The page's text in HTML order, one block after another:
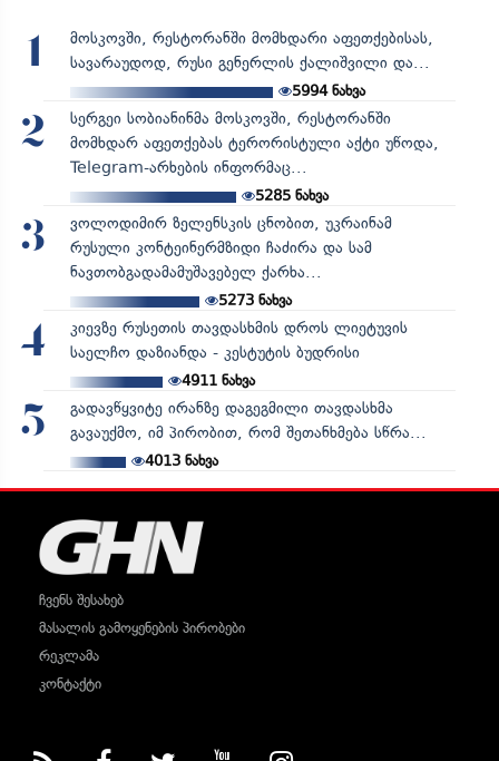
1
მოსკოვში, რესტორანში მომხდარი აფეთქებისას,
სავარაუდოდ, რუსი გენერლის ქალიშვილი და...
5994ნახვა
2
სერგეი სობიანინმა მოსკოვში, რესტორანში
მომხდარ აფეთქებას ტერორისტული აქტი უწოდა,
Telegram-არხების ინფორმაც...
5285ნახვა
3
ვოლოდიმირ ზელენსკის ცნობით, უკრაინამ
რუსული კონტეინერმზიდი ჩაძირა და სამ
ნავთობგადამამუშავებელ ქარხა...
5273ნახვა
4
კიევზე რუსეთის თავდასხმის დროს ლიეტუვის
საელჩო დაზიანდა - კესტუტის ბუდრისი
4911ნახვა
5
გადავწყვიტე ირანზე დაგეგმილი თავდასხმა
გავაუქმო, იმ პირობით, რომ შეთანხმება სწრა...
4013ნახვა
ჩვენს შესახებ
მასალის გამოყენების პირობები
რეკლამა
კონტაქტი